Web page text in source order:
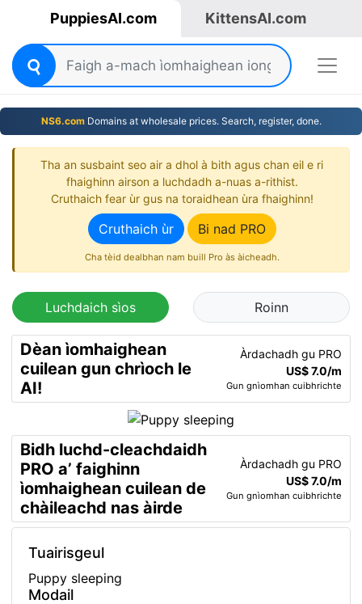
PuppiesAI.com KittensAI.com
NS6.comDomains at wholesale prices. Search, register, done.
Tha an susbaint seo air a dhol à bith agus chan eil e ri
fhaighinn airson a luchdadh a-nuas a-rithist.
Cruthaich fear ùr gus na toraidhean ùra fhaighinn!
Cruthaich ùr Bi nad PRO
Cha tèid dealbhan nam buill Pro às àicheadh.
Luchdaich sìos Roinn
Dèan ìomhaighean
cuilean gun chrìoch le
AI!
Àrdachadh gu PRO
US$ 7.0/m
Gun gnìomhan cuibhrichte
Bidh luchd-cleachdaidh
PRO a’ faighinn
ìomhaighean cuilean de
chàileachd nas àirde
Àrdachadh gu PRO
US$ 7.0/m
Gun gnìomhan cuibhrichte
Tuairisgeul
Puppy sleeping
Modail